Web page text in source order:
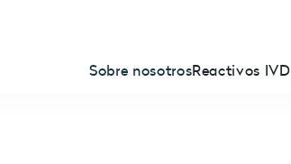
Sobre nosotrosReactivos IVD